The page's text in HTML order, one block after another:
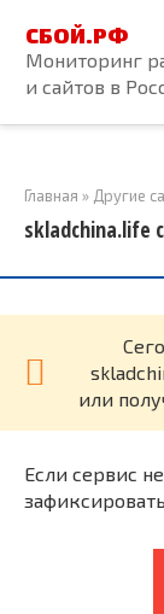
контенту
СБОЙ.РФ
Мониторинг
и сайтов в
Главная » Другие
skladchina.life
или
Если сервис